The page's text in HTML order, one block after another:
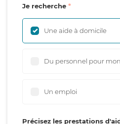
Je recherche
Une aide à domicile
Du personnel pour
Un emploi
Précisez les prestations